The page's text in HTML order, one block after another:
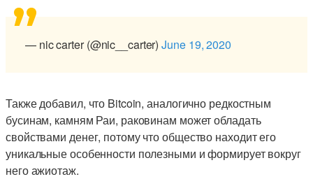
— nic carter (@nic__carter)June 19, 2020
Также добавил, что Bitcoin, аналогично редкостным
бусинам, камням Раи, раковинам может обладать
свойствами денег, потому что общество находит его
уникальные особенности полезными и формирует вокруг
него ажиотаж.